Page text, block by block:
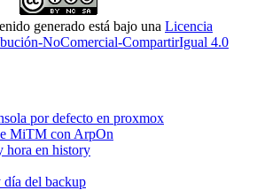
generado está bajo una Licencia
NoComercial-CompartirIgual 4.0
por defecto en proxmox
MiTM con ArpOn
hora en history
del backup